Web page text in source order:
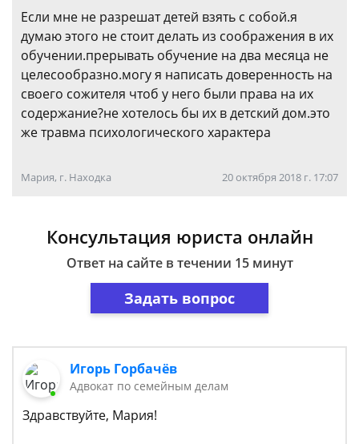
Если мне не разрешат детей взять с собой.я
думаю этого не стоит делать из соображения в их
обучении.прерывать обучение на два месяца не
целесообразно.могу я написать доверенность на
своего сожителя чтоб у него были права на их
содержание?не хотелось бы их в детский дом.это
же травма психологического характера
Мария, г. Находка 20 октября 2018 г. 17:07
Консультация юриста онлайн
Ответ на сайте в течении 15 минут
Задать вопрос
Игорь Горбачёв
Адвокат по семейным делам
Здравствуйте, Мария!